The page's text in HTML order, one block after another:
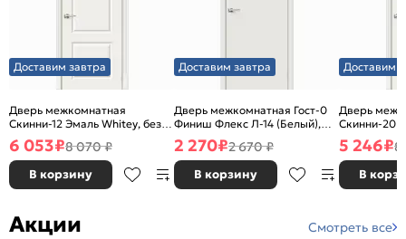
Доставим завтра
Дверь межкомнатная
Скинни-12 Эмаль Whitey, без
декора, глухая, без стекла,
без кромки, скиновая
6 053₽8 070 ₽
В корзину
Доставим завтра
Дверь межкомнатная Гост-0
Финиш Флекс Л-14 (Белый),
глухая, каркасно-щитовая
2 270₽2 670 ₽
В корзину
Доставим
Дверь
Скинни-20
декора,
без кромки,
5 246₽8
В
Акции Смотреть все